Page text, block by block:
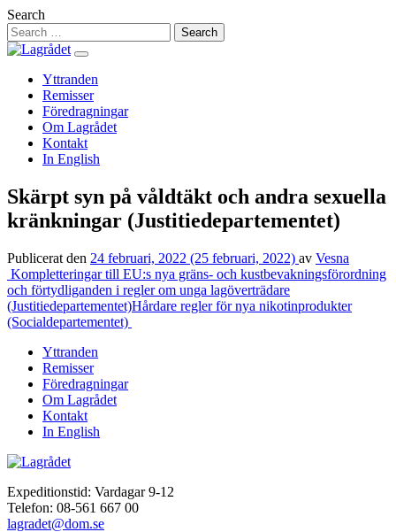
Hoppa
till
innehåll
Search
Yttranden
Remisser
Föredragningar
Om Lagrådet
Kontakt
In English
Skärpt syn på våldtäkt och andra sexuella
kränkningar (Justitiedepartementet)
Publicerat den 24 februari, 2022 (25 februari, 2022) av Vesna
Inläggsnavigering
Kompletteringar till EU:s nya gräns- och kustbevakningsförordning
och förtydliganden i regler om unga lagöverträdare
(Justitiedepartementet)Hårdare regler för nya nikotinprodukter
(Socialdepartementet)
Yttranden
Remisser
Föredragningar
Om Lagrådet
Kontakt
In English
Expeditionstid: Vardagar 9-12
Telefon: 08-561 667 00
lagradet@dom.se